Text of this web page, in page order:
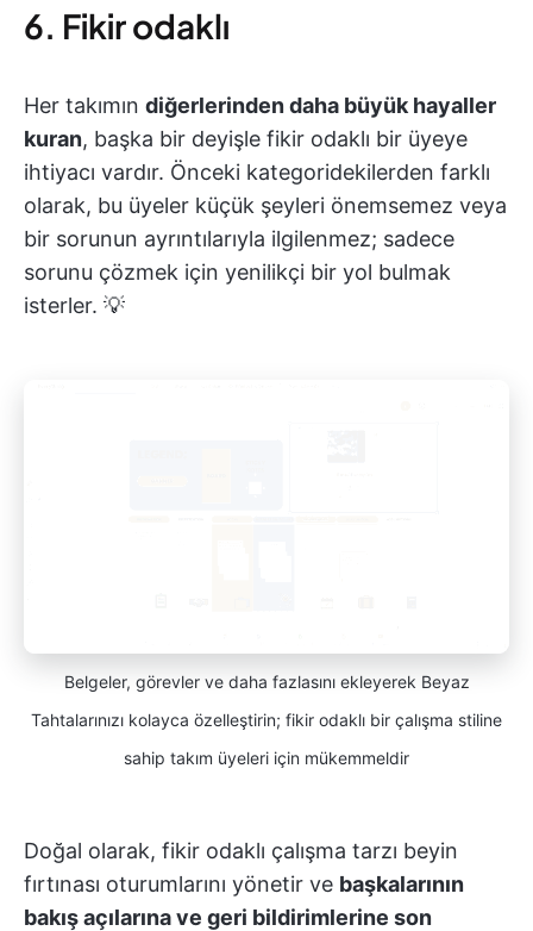
6. Fikir odaklı
Her takımın diğerlerinden daha büyük hayaller
kuran, başka bir deyişle fikir odaklı bir üyeye
ihtiyacı vardır. Önceki kategoridekilerden farklı
olarak, bu üyeler küçük şeyleri önemsemez veya
bir sorunun ayrıntılarıyla ilgilenmez; sadece
sorunu çözmek için yenilikçi bir yol bulmak
isterler. 💡
Belgeler, görevler ve daha fazlasını ekleyerek Beyaz
Tahtalarınızı kolayca özelleştirin; fikir odaklı bir çalışma stiline
sahip takım üyeleri için mükemmeldir
Doğal olarak, fikir odaklı çalışma tarzı beyin
fırtınası oturumlarını yönetir ve başkalarının
bakış açılarına ve geri bildirimlerine son